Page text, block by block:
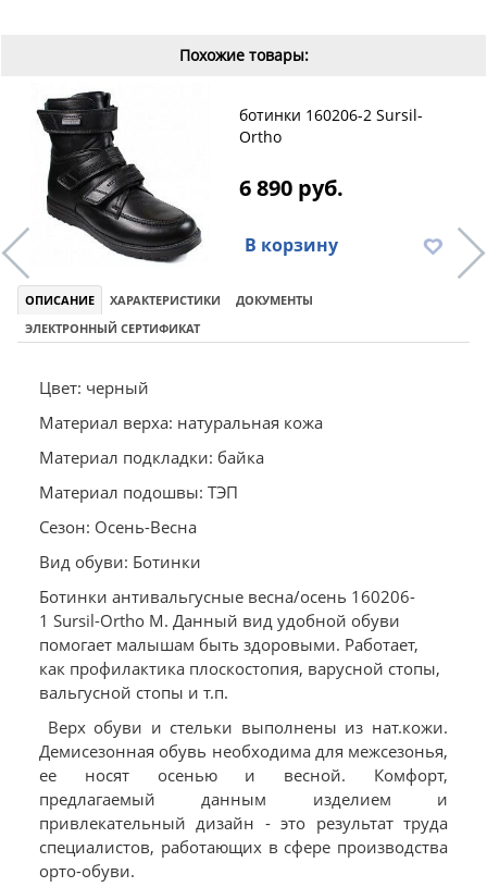
Похожие товары:
ботинки 160206-2 Sursil-
Ortho
6 890 руб.
В корзину
ОПИСАНИЕ ХАРАКТЕРИСТИКИ
ДОКУМЕНТЫ
ЭЛЕКТРОННЫЙ СЕРТИФИКАТ
Цвет: черный
Материал верха: натуральная кожа
Материал подкладки: байка
Материал подошвы: ТЭП
Сезон: Осень-Весна
Вид обуви: Ботинки
Ботинки антивальгусные весна/осень 160206-
1 Sursil-Ortho М. Данный вид удобной обуви
помогает малышам быть здоровыми. Работает,
как профилактика плоскостопия, варусной стопы,
вальгусной стопы и т.п.
Верх обуви и стельки выполнены из нат.кожи.
Демисезонная обувь необходима для межсезонья,
ее носят осенью и весной. Комфорт,
предлагаемый данным изделием и
привлекательный дизайн - это результат труда
специалистов, работающих в сфере производства
орто-обуви.